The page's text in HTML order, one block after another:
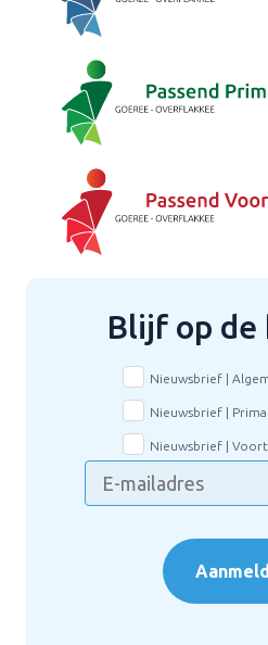
Blijf op de
Nieuwsbrief |
Nieuwsbrief |
Nieuwsbrief |